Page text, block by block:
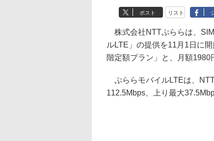
ポスト リスト
株式会社NTTぷららは、
ルLTE」の提供を11月1日に
階定額プラン」と、月額1980
ぷららモバイルLTEは、
112.5Mbps、上り最大